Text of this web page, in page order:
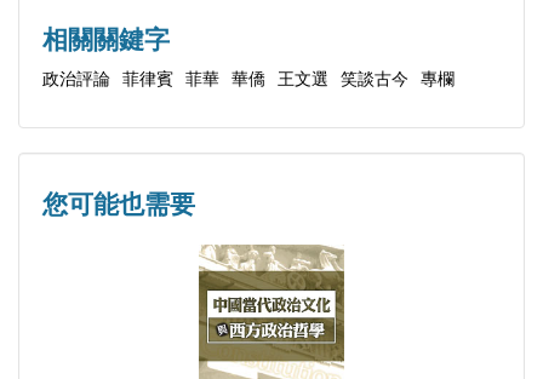
▍自稱是「過街老鼠」的陳水扁
陳水扁要拉李登輝一起死
陳水扁獄中再次自殺未遂
▍「棄扁自保」的蔡英文
空心菜要小輸不要大輸
淺析蔡英文的政治謬論
相關關鍵字
政治評論 菲律賓 菲華 華僑 王文選 笑談古今 專欄
您可能也需要